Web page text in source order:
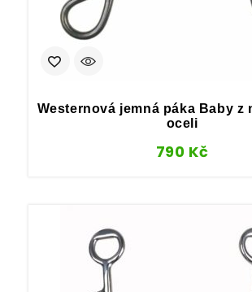
Westernová jemná páka Baby z
oceli
790 Kč